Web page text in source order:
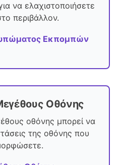
να ελαχιστοποιήσετε
περιβάλλον.
Εκπομπών
Οθόνης
οθόνης μπορεί να
της οθόνης που